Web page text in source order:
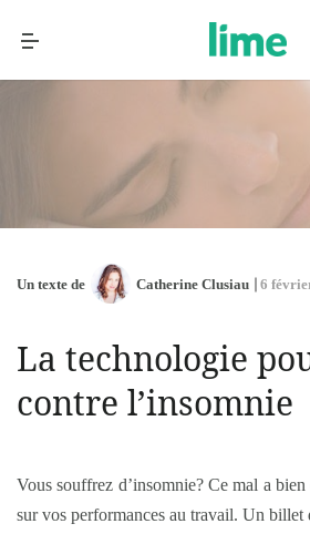
Un texte de Catherine Clusiau 6
La technologie
contre l’insomnie
Vous souffrez d’insomnie? Ce mal a
sur vos performances au travail. Un billet